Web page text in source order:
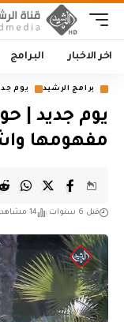
اخر الاخبار البرامج
برامج الرشيد يوم
يوم جديد |
مفهومها
قبل 6 سنوات 14 مشاهدات